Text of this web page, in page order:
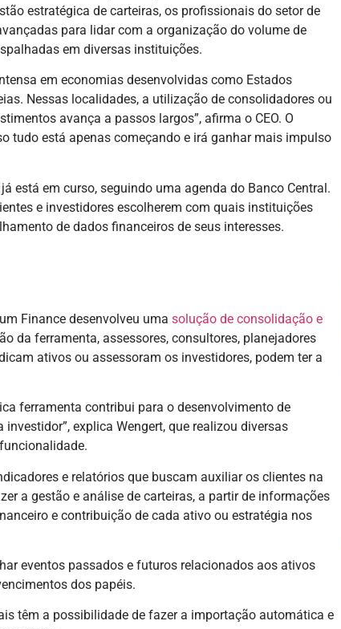
estratégica de carteiras, os profissionais do setor de
para lidar com a organização do volume de
em diversas instituições.
em economias desenvolvidas como Estados
Nessas localidades, a utilização de consolidadores ou
avança a passos largos”, afirma o CEO. O
tudo está apenas começando e irá ganhar mais impulso
está em curso, seguindo uma agenda do Banco Central.
e investidores escolherem com quais instituições
de dados financeiros de seus interesses.
Finance desenvolveu uma solução de consolidação e
da ferramenta, assessores, consultores, planejadores
ativos ou assessoram os investidores, podem ter a
ferramenta contribui para o desenvolvimento de
explica Wengert, que realizou diversas
e relatórios que buscam auxiliar os clientes na
a gestão e análise de carteiras, a partir de informações
e contribuição de cada ativo ou estratégia nos
eventos passados e futuros relacionados aos ativos
dos papéis.
têm a possibilidade de fazer a importação automática e